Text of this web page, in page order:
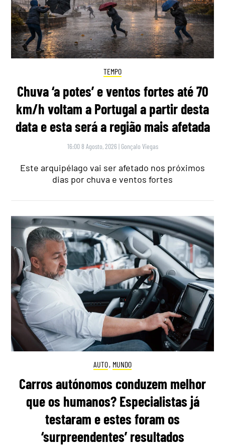
TEMPO
Chuva ‘a potes’ e ventos fortes até 70
km/h voltam a Portugal a partir desta
data e esta será a região mais afetada
16:00 8 Agosto, 2026 | Gonçalo Viegas
Este arquipélago vai ser afetado nos próximos
dias por chuva e ventos fortes
AUTO, MUNDO
Carros autónomos conduzem melhor
que os humanos? Especialistas já
testaram e estes foram os
‘surpreendentes’ resultados